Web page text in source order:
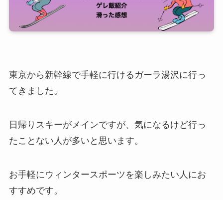
東京から新幹線で手軽に行けるガーラ湯沢に行っ
てきました。
日帰りスキーがメインですが、気になるけど行っ
たことない人が多いと思います。
お手軽にウィンタースポーツを楽しみたい人にお
すすめです。